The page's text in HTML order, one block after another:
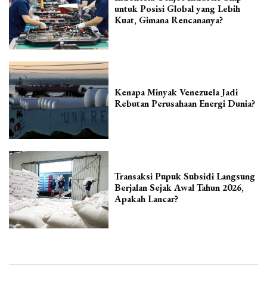
untuk Posisi Global yang Lebih
Kuat, Gimana Rencananya?
Kenapa Minyak Venezuela Jadi
Rebutan Perusahaan Energi Dunia?
Transaksi Pupuk Subsidi Langsung
Berjalan Sejak Awal Tahun 2026,
Apakah Lancar?